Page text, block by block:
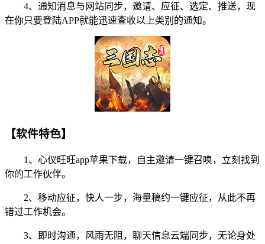
4、通知消息与网站同步，邀请、应征、选定、推送，现
在你只要登陆APP就能迅速查收以上类别的通知。
【软件特色】
1、心仪旺旺app苹果下载，自主邀请一键召唤，立刻找到
你的工作伙伴。
2、移动应征，快人一步，海量稿约一键应征，从此不再
错过工作机会。
3、即时沟通，风雨无阻，聊天信息云端同步，无论身处